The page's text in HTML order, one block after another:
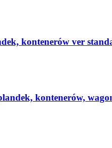
kontenerów ver
kontenerów,